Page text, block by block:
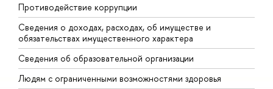
Противодействие коррупции
Сведения о доходах, расходах, об имуществе и
обязательствах имущественного характера
Сведения об образовательной организации
Людям с ограниченными возможностями здоровья